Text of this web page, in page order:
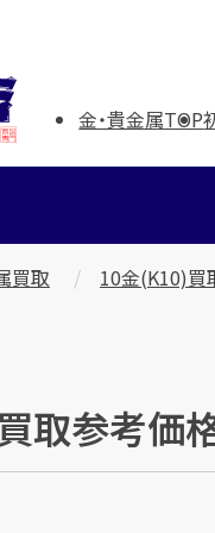
金・貴金属TOP
買取 10金(K10)買
取参考価